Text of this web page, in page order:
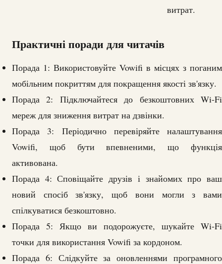
витрат.
Практичні поради для читачів
Порада 1: Використовуйте Vowifi в місцях з поганим
мобільним покриттям для покращення якості зв'язку.
Порада 2: Підключайтеся до безкоштовних Wi-Fi
мереж для зниження витрат на дзвінки.
Порада 3: Періодично перевіряйте налаштування
Vowifi, щоб бути впевненими, що функція
активована.
Порада 4: Сповіщайте друзів і знайомих про ваш
новий спосіб зв'язку, щоб вони могли з вами
спілкуватися безкоштовно.
Порада 5: Якщо ви подорожуєте, шукайте Wi-Fi
точки для використання Vowifi за кордоном.
Порада 6: Слідкуйте за оновленнями програмного